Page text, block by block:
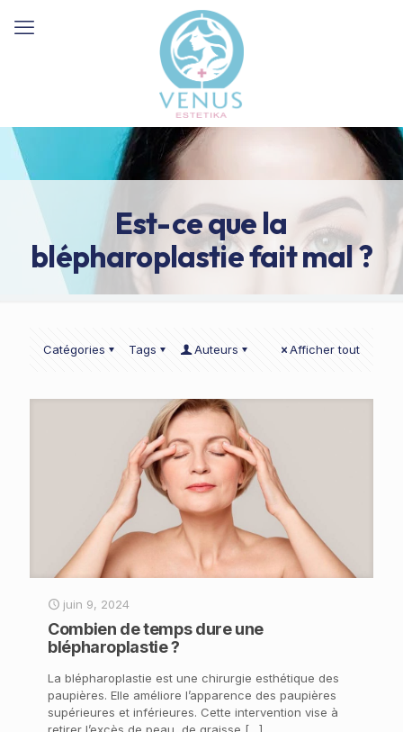
Est-ce que la
blépharoplastie fait mal ?
Catégories Tags Auteurs Afficher tout
juin 9, 2024
Combien de temps dure une
blépharoplastie ?
La blépharoplastie est une chirurgie esthétique des
paupières. Elle améliore l’apparence des paupières
supérieures et inférieures. Cette intervention vise à